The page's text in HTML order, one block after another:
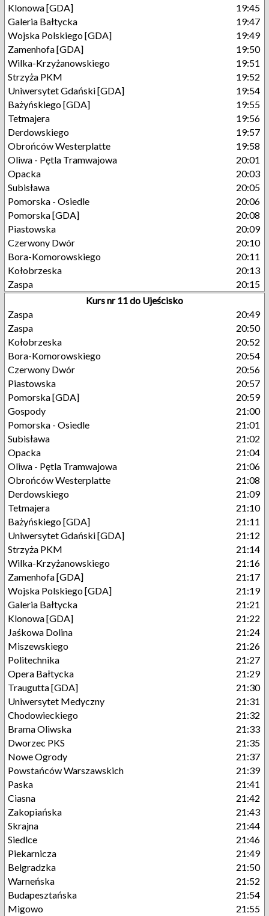
Klonowa [GDA]
19:45
Galeria Bałtycka
19:47
Wojska Polskiego [GDA]
19:49
Zamenhofa [GDA]
19:50
Wilka-Krzyżanowskiego
19:51
Strzyża PKM
19:52
Uniwersytet Gdański [GDA]
19:54
Bażyńskiego [GDA]
19:55
Tetmajera
19:56
Derdowskiego
19:57
Obrońców Westerplatte
19:58
Oliwa - Pętla Tramwajowa
20:01
Opacka
20:03
Subisława
20:05
Pomorska - Osiedle
20:06
Pomorska [GDA]
20:08
Piastowska
20:09
Czerwony Dwór
20:10
Bora-Komorowskiego
20:11
Kołobrzeska
20:13
Zaspa
20:15
Kurs nr 11 do Ujeścisko
Zaspa
20:49
Zaspa
20:50
Kołobrzeska
20:52
Bora-Komorowskiego
20:54
Czerwony Dwór
20:56
Piastowska
20:57
Pomorska [GDA]
20:59
Gospody
21:00
Pomorska - Osiedle
21:01
Subisława
21:02
Opacka
21:04
Oliwa - Pętla Tramwajowa
21:06
Obrońców Westerplatte
21:08
Derdowskiego
21:09
Tetmajera
21:10
Bażyńskiego [GDA]
21:11
Uniwersytet Gdański [GDA]
21:12
Strzyża PKM
21:14
Wilka-Krzyżanowskiego
21:16
Zamenhofa [GDA]
21:17
Wojska Polskiego [GDA]
21:19
Galeria Bałtycka
21:21
Klonowa [GDA]
21:22
Jaśkowa Dolina
21:24
Miszewskiego
21:26
Politechnika
21:27
Opera Bałtycka
21:29
Traugutta [GDA]
21:30
Uniwersytet Medyczny
21:31
Chodowieckiego
21:32
Brama Oliwska
21:33
Dworzec PKS
21:35
Nowe Ogrody
21:37
Powstańców Warszawskich
21:39
Paska
21:41
Ciasna
21:42
Zakopiańska
21:43
Skrajna
21:44
Siedlce
21:46
Piekarnicza
21:49
Belgradzka
21:50
Warneńska
21:52
Budapesztańska
21:54
Migowo
21:55